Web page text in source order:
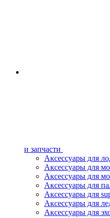
и запчасти
Аксессуары для
Аксессуары для
Аксессуары для
Аксессуары для
Аксессуары для
Аксессуары для
Аксессуары для